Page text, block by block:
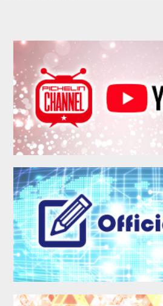
SCHEDULE
MEMBER